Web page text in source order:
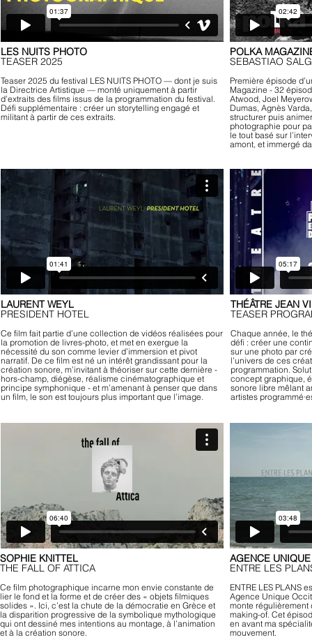
LES NUITS PHOTO
TEASER 2025
Teaser 2025 du festival LES NUITS PHOTO — dont je suis
la Directrice Artistique — monté uniquement à partir
d’extraits des films issus de la programmation du festival.
Défi supplémentaire : créer un storytelling engagé et
militant à partir de ces extraits.
POLKA
SEBASTIAO
Première épisode
Magazine - 32
Atwood, Joel
Dumas, Agnès
structurer puis
photographie pour
le tout basé sur
amont, et immergé
LAURENT WEYL
PRESIDENT HOTEL
Ce film fait partie d’une collection de vidéos réalisées pour
la promotion de livres-photo, et met en exergue la
nécessité du son comme levier d’immersion et pivot
narratif. De ce film est né un intérêt grandissant pour la
création sonore, m’invitant à théoriser sur cette dernière -
hors-champ, diégèse, réalisme cinématographique et
principe symphonique - et m’amenant à penser que dans
un film, le son est toujours plus important que l’image.
THÉÂTRE JEAN
TEASER
Chaque année, le
défi : créer une
sur une photo par
l’univers de ces
programmation.
concept graphique,
sonore libre mêlant
artistes
SOPHIE KNITTEL
THE FALL OF ATTICA
Ce film photographique incarne mon envie constante de
lier le fond et la forme et de créer des « objets filmiques
solides ». Ici, c’est la chute de la démocratie en Grèce et
la disparition progressive de la symbolique mythologique
qui ont dessiné mes intentions au montage, à l’animation
et à la création sonore.
AGENCE
ENTRE LES
ENTRE LES PLANS
Agence Unique
monte régulièrement
making-of. Cet
en avant ma
mouvement.